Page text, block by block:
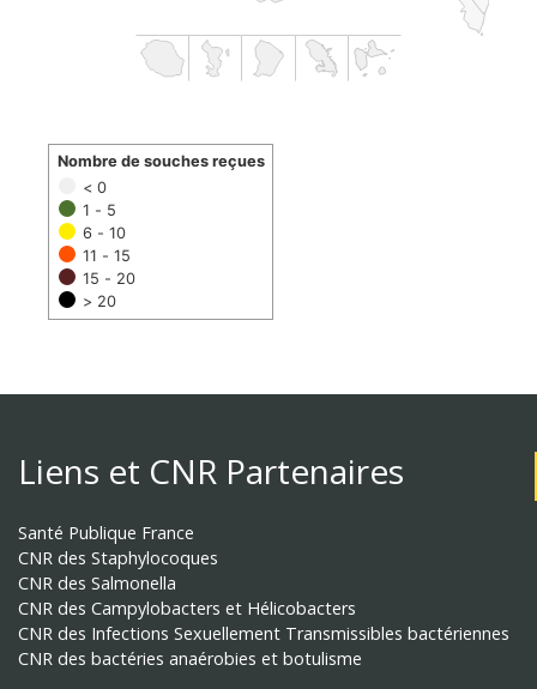
< 0
1 - 5
6 - 10
11 - 15
15 - 20
> 20
Nombre de souches reçues
Liens et CNR Partenaires
Santé Publique France
CNR des Staphylocoques
CNR des Salmonella
CNR des Campylobacters et Hélicobacters
CNR des Infections Sexuellement Transmissibles bactériennes
CNR des bactéries anaérobies et botulisme